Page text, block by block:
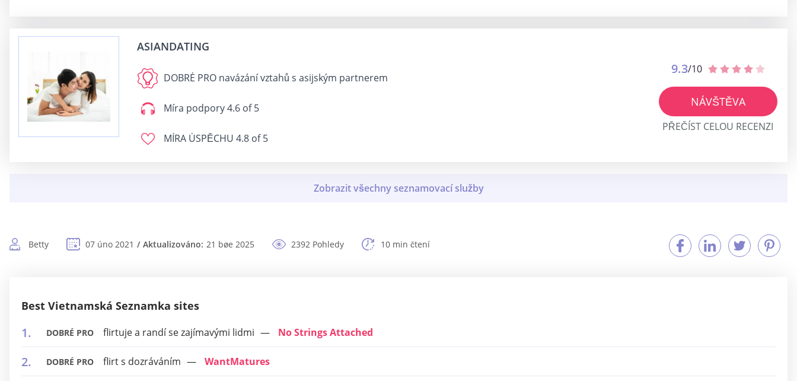
ASIANDATING
DOBRÉ PRO navázání vztahů s asijským partnerem
Míra podpory4.6 of 5
MÍRA ÚSPĚCHU 4.8 of 5
9.3/10
NÁVŠTĚVA
PŘEČÍST CELOU RECENZI
Betty 07 úno 2021 Aktualizováno: 21 bøe 2025 2392 Pohledy 10 min čtení
Best Vietnamská Seznamka sites
DOBRÉ PRO flirtuje a randí se zajímavými lidmi No Strings Attached
DOBRÉ PRO flirt s dozráváním WantMatures